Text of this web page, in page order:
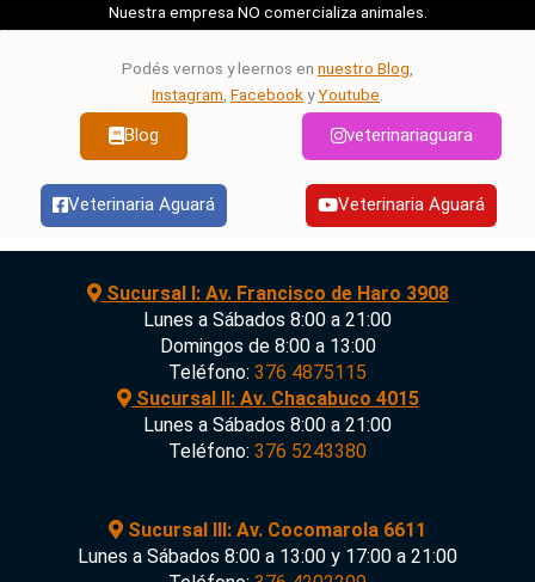
Nuestra empresa NO comercializa animales.
Podés vernos y leernos en nuestro Blog
Instagram FacebookyYoutube
Blog veterinariaguara
Veterinaria Aguará Veterinaria Aguará
Sucursal I: Av. Francisco de Haro 3908
Lunes a Sábados 8:00 a 21:00
Domingos de 8:00 a 13:00
Teléfono: 376 4875115
Sucursal II: Av. Chacabuco 4015
Lunes a Sábados 8:00 a 21:00
Teléfono: 376 5243380
Sucursal III: Av. Cocomarola 6611
Lunes a Sábados 8:00 a 13:00 y 17:00 a 21:00